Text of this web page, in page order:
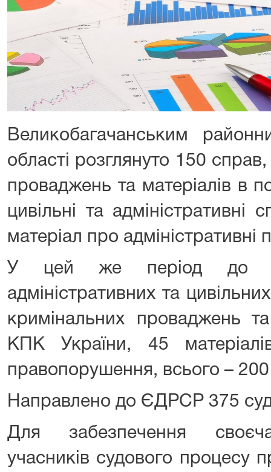
Великобагачанським
області розглянуто 150
проваджень та матеріалів в
цивільні та адміністративні
матеріал про
У цей же період до
адміністративних та
кримінальних проваджень
КПК України, 45
правопорушення, всього –
Направлено до ЄДРСР 375
Для забезпечення
учасників судового процесу